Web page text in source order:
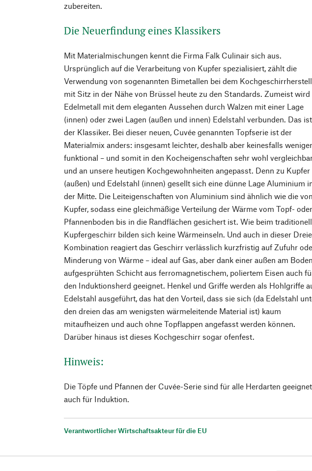
zubereiten.
Die Neuerfindung eines Klassikers
Mit Materialmischungen kennt die Firma Falk Culinair sich aus.
Ursprünglich auf die Verarbeitung von Kupfer spezialisiert, zählt die
Verwendung von sogenannten Bimetallen bei dem
mit Sitz in der Nähe von Brüssel heute zu den Standards. Zumeist wird
Edelmetall mit dem eleganten Aussehen durch Walzen mit einer Lage
(innen) oder zwei Lagen (außen und innen) Edelstahl verbunden. Das ist
der Klassiker. Bei dieser neuen, Cuvée genannten Topfserie ist der
Materialmix anders: insgesamt leichter, deshalb aber keinesfalls weniger
funktional – und somit in den Kocheigenschaften sehr wohl
und an unsere heutigen Kochgewohnheiten angepasst. Denn zu Kupfer
(außen) und Edelstahl (innen) gesellt sich eine dünne Lage Aluminium
der Mitte. Die Leiteigenschaften von Aluminium sind ähnlich wie die von
Kupfer, sodass eine gleichmäßige Verteilung der Wärme vom Topf- oder
Pfannenboden bis in die Randflächen gesichert ist. Wie beim
Kupfergeschirr bilden sich keine Wärmeinseln. Und auch in dieser
Kombination reagiert das Geschirr verlässlich kurzfristig auf Zufuhr
Minderung von Wärme – ideal auf Gas, aber dank einer außen am Boden
aufgesprühten Schicht aus ferromagnetischem, poliertem Eisen auch
den Induktionsherd geeignet. Henkel und Griffe werden als Hohlgriffe
Edelstahl ausgeführt, das hat den Vorteil, dass sie sich (da Edelstahl
den dreien das am wenigsten wärmeleitende Material ist) kaum
mitaufheizen und auch ohne Topflappen angefasst werden können.
Darüber hinaus ist dieses Kochgeschirr sogar ofenfest.
Hinweis:
Die Töpfe und Pfannen der Cuvée-Serie sind für alle Herdarten
auch für Induktion.
Verantwortlicher Wirtschaftsakteur für die EU